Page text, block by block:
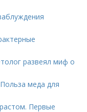
развеял миф о
меда для
Первые